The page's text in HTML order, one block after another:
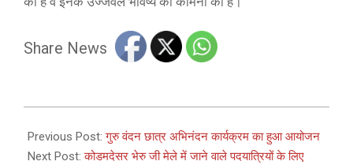
Share News
08-
27
Previous Post:गुरु वंदन छात्र अभिनंदन कार्यक्रम का हुआ आयोजन
Next Post:कोडमदेसर भेरु जी मेले में जाने वाले पदयात्रियों के लिए